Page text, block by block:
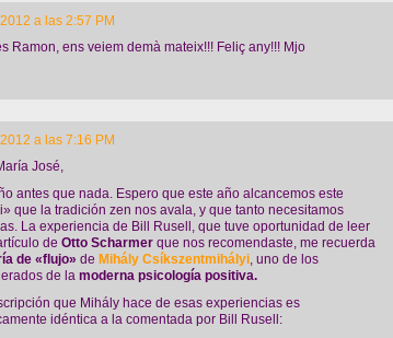
a las 2:57 PM
Ramon, ens veiem demà mateix!!! Feliç any!!! Mjo
a las 7:16 PM
José,
antes que nada. Espero que este año alcancemos este
que la tradición zen nos avala, y que tanto necesitamos
La experiencia de Bill Rusell, que tuve oportunidad de leer
de Otto Scharmer que nos recomendaste, me recuerda
de «flujo» de Mihály Csíkszentmihályi, uno de los
de la moderna psicología positiva.
que Mihály hace de esas experiencias es
idéntica a la comentada por Bill Rusell: